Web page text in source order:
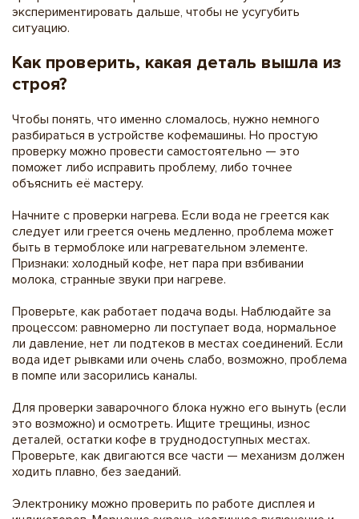
экспериментировать дальше, чтобы не усугубить
ситуацию.
Как проверить, какая деталь вышла из
строя?
Чтобы понять, что именно сломалось, нужно немного
разбираться в устройстве кофемашины. Но простую
проверку можно провести самостоятельно — это
поможет либо исправить проблему, либо точнее
объяснить её мастеру.
Начните с проверки нагрева. Если вода не греется как
следует или греется очень медленно, проблема может
быть в термоблоке или нагревательном элементе.
Признаки: холодный кофе, нет пара при взбивании
молока, странные звуки при нагреве.
Проверьте, как работает подача воды. Наблюдайте за
процессом: равномерно ли поступает вода, нормальное
ли давление, нет ли подтеков в местах соединений. Если
вода идет рывками или очень слабо, возможно, проблема
в помпе или засорились каналы.
Для проверки заварочного блока нужно его вынуть (если
это возможно) и осмотреть. Ищите трещины, износ
деталей, остатки кофе в труднодоступных местах.
Проверьте, как двигаются все части — механизм должен
ходить плавно, без заеданий.
Электронику можно проверить по работе дисплея и